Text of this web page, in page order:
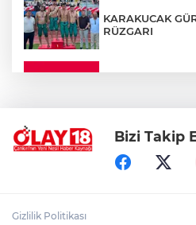
KARAKUCAK
RÜZGARI
ADEM YAYLACI
TOPRAĞA
Bizi Takip
Gizlilik Politikası